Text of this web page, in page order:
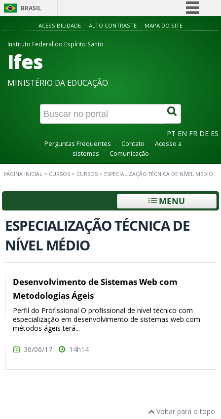
BRASIL
Simplifique!
Canais
ACESSIBILIDADE ALTO CONTRASTE MAPA DO SITE
Instituto Federal do Espírito Santo
Ifes
MINISTÉRIO DA EDUCAÇÃO
PT EN FR DE ES
Perguntas Frequentes Contato
Acesso a
sistemas
Comunicação
PÁGINA INICIAL > CURSOS > CURSOS > ESPECIALIZAÇÃO TÉCNICA DE NÍVEL MÉDIO
MENU
ESPECIALIZAÇÃO TÉCNICA DE
NÍVEL MÉDIO
Desenvolvimento de Sistemas Web com
Metodologias Ágeis
Perfil do Profissional O profissional de nível técnico com
especialização em desenvolvimento de sistemas web com
métodos ágeis terá...
30/06/17 14h14
Voltar para o topo